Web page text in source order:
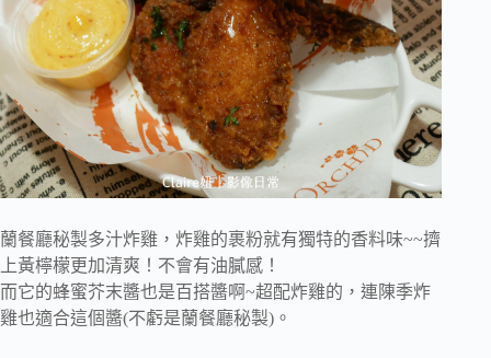
蘭餐廳秘製多汁炸雞，炸雞的裹粉就有獨特的香料味~~擠
上黃檸檬更加清爽！不會有油膩感！
而它的蜂蜜芥末醬也是百搭醬啊~超配炸雞的，連陳季炸
雞也適合這個醬(不虧是蘭餐廳秘製)。